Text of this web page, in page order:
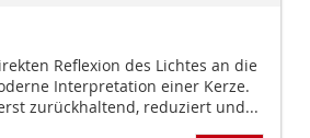
Reflexion des Lichtes an die
Interpretation einer Kerze.
zurückhaltend, reduziert und...